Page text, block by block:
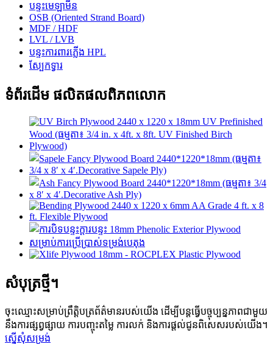
បន្ទះមេឡាមីន
OSB (Oriented Strand Board)
MDF / HDF
LVL / LVB
បន្ទះការពារភ្លើង HPL
ស្បែកទ្វារ
ទំព័រដើម ផលិតផលពិភពលោក
សំបុត្រថ្មី។
ចុះឈ្មោះសម្រាប់ព្រឹត្តិបត្រព័ត៌មានរបស់យើង ដើម្បីបន្តធ្វើបច្ចុប្បន្នភាពជាមួយ
នឹងការផ្សព្វផ្សាយ ការបញ្ចុះតម្លៃ ការលក់ និងការផ្តល់ជូនពិសេសរបស់យើង។
ស្នើសុំសម្រង់